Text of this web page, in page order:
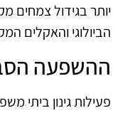
יותר בגידול צמחים
הביולוגי והאקלים
ההשפעה
פעילות גינון ביתי